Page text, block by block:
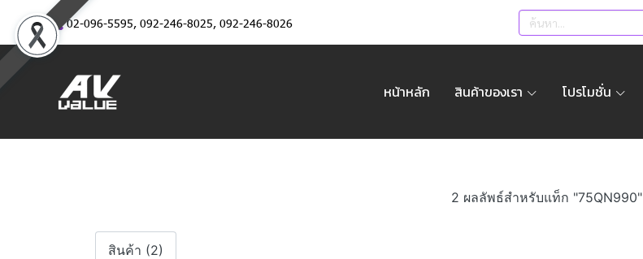
02-096-5595, 092-246-8025, 092-246-8026
หน้าหลัก สินค้าของเรา โปรโมชั่น
2 ผลลัพธ์สำหรับแท็ก "75QN990"
สินค้า (2)